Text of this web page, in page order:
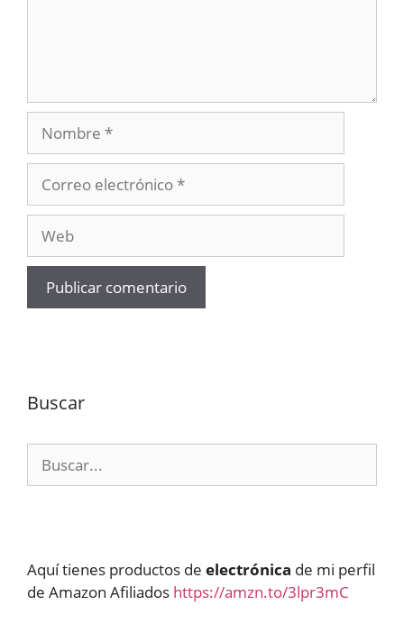
Nombre
electrónico
Buscar
Aquí tienes productos de electrónica de mi perfil
de Amazon Afiliados https://amzn.to/3lpr3mC